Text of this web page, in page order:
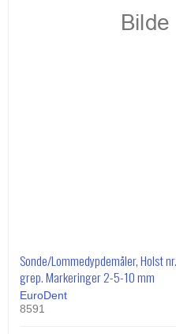
Sonde/Lommedypdemåler, Holst
grep. Markeringer 2-5-10 mm
EuroDent
8591